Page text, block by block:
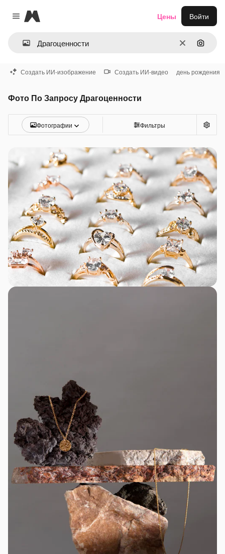
Close menu
Magnific
ОчиститьПоиск
Цены Войти
Создать ИИ-изображение Создать ИИ-видео день рождения
Фото По Запросу Драгоценности
Фотографии Фильтры